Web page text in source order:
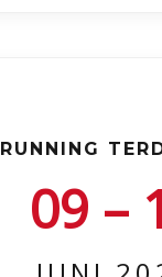
RUNNING
09 –